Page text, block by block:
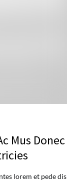
Mus Donec
lorem et pede dis